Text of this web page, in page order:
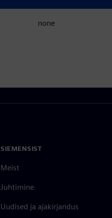
none
SIEMENSIST
Meist
Juhtimine
Uudised ja ajakirjandus